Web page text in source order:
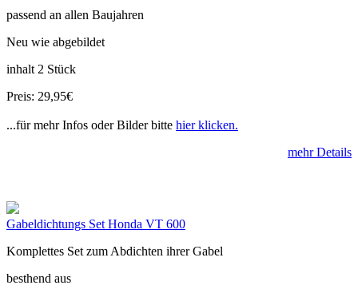
passend an allen Baujahren
Neu wie abgebildet
inhalt 2 Stück
Preis: 29,95€
...für mehr Infos oder Bilder bitte hier klicken.
mehr Details
Gabeldichtungs Set Honda VT 600
Komplettes Set zum Abdichten ihrer Gabel
besthend aus